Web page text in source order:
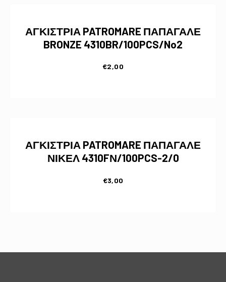
ΑΓΚΙΣΤΡΙΑ PATROMARE ΠΑΠΑΓΑΛΕ
BRONZE 4310BR/100PCS/No2
€2,00
ΑΓΚΙΣΤΡΙΑ PATROMARE ΠΑΠΑΓΑΛΕ
ΝΙΚΕΛ 4310FΝ/100PCS-2/0
€3,00